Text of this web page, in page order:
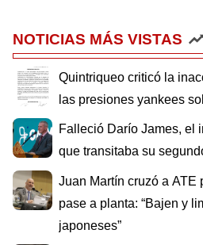
NOTICIAS MÁS VISTAS
Quintriqueo criticó la
las presiones yankees
Falleció Darío James, el
que transitaba su
Juan Martín cruzó a ATE
pase a planta: “Bajen y
japoneses”